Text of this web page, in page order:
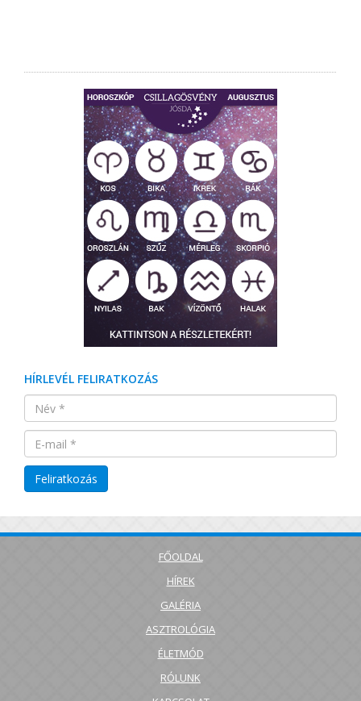
HÍRLEVÉL FELIRATKOZÁS
FŐOLDAL
HÍREK
GALÉRIA
ASZTROLÓGIA
ÉLETMÓD
RÓLUNK